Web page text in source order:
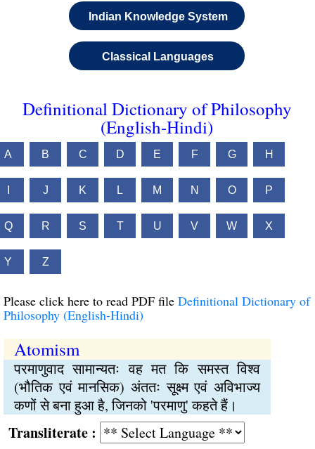
Indian Knowledge System
Classical Languages
Definitional Dictionary of Philosophy
(English-Hindi)
A B C D E F G H
J K L M N O P
Q R S T U V W X
Y Z
Please click here to read PDF file Definitional Dictionary of
Philosophy (English-Hindi)
Atomism
परमाणुवाद सामान्यतः वह मत कि समस्त विश्व
(भौतिक एवं मानसिक) अंततः सूक्ष्म एवं अविभाज्य
कणों से बना हुआ है, जिनको 'परमाणु' कहते हैं।
: